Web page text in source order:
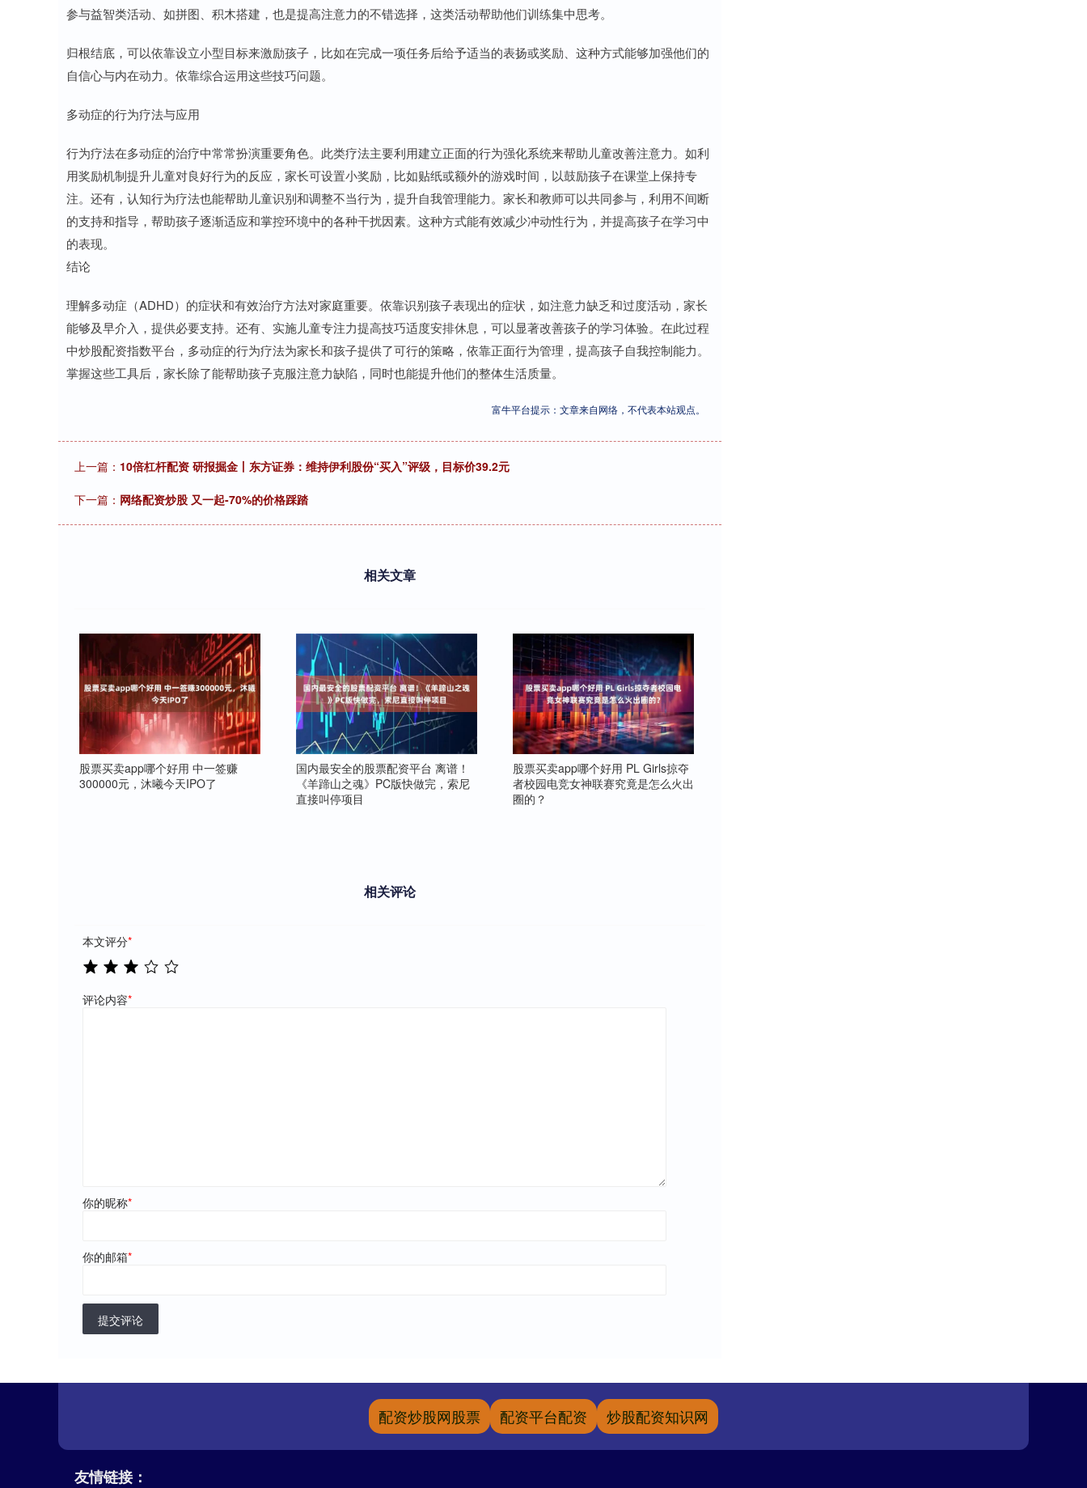
参与益智类活动、如拼图、积木搭建，也是提高注意力的不错选择，这类活动帮助他们训练集中思考。
归根结底，可以依靠设立小型目标来激励孩子，比如在完成一项任务后给予适当的表扬或奖励、这种方式能够加强他们的
自信心与内在动力。依靠综合运用这些技巧问题。
多动症的行为疗法与应用
行为疗法在多动症的治疗中常常扮演重要角色。此类疗法主要利用建立正面的行为强化系统来帮助儿童改善注意力。如利
用奖励机制提升儿童对良好行为的反应，家长可设置小奖励，比如贴纸或额外的游戏时间，以鼓励孩子在课堂上保持专
注。还有，认知行为疗法也能帮助儿童识别和调整不当行为，提升自我管理能力。家长和教师可以共同参与，利用不间断
的支持和指导，帮助孩子逐渐适应和掌控环境中的各种干扰因素。这种方式能有效减少冲动性行为，并提高孩子在学习中
的表现。
结论
理解多动症（ADHD）的症状和有效治疗方法对家庭重要。依靠识别孩子表现出的症状，如注意力缺乏和过度活动，家长
能够及早介入，提供必要支持。还有、实施儿童专注力提高技巧适度安排休息，可以显著改善孩子的学习体验。在此过程
中炒股配资指数平台，多动症的行为疗法为家长和孩子提供了可行的策略，依靠正面行为管理，提高孩子自我控制能力。
掌握这些工具后，家长除了能帮助孩子克服注意力缺陷，同时也能提升他们的整体生活质量。
富牛平台提示：文章来自网络，不代表本站观点。
上一篇： 10倍杠杆配资 研报掘金丨东方证券：维持伊利股份“买入”评级，目标价39.2元
下一篇： 网络配资炒股 又一起-70%的价格踩踏
相关文章
股票买卖app哪个好用 中一签赚
300000元，沐曦今天IPO了
国内最安全的股票配资平台 离谱！
《羊蹄山之魂》PC版快做完，索尼
直接叫停项目
股票买卖app哪个好用 PL Girls掠夺
者校园电竞女神联赛究竟是怎么火出
圈的？
相关评论
本文评分*
评论内容*
你的昵称*
你的邮箱*
提交评论
配资炒股网股票 配资平台配资 炒股配资知识网
友情链接：